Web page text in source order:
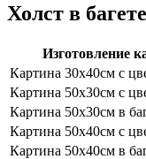
Холст в
Изготовление
Картина 30х40см с
Картина 50х30см с
Картина 50х30см в
Картина 50х40см с
Картина 50х40см в